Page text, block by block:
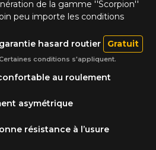
de la gamme ''Scorpion''
peu importe les conditions
au roulement
asymétrique
résistance à l’usure
hasard routier Gratuit
conditions s'appliquent.